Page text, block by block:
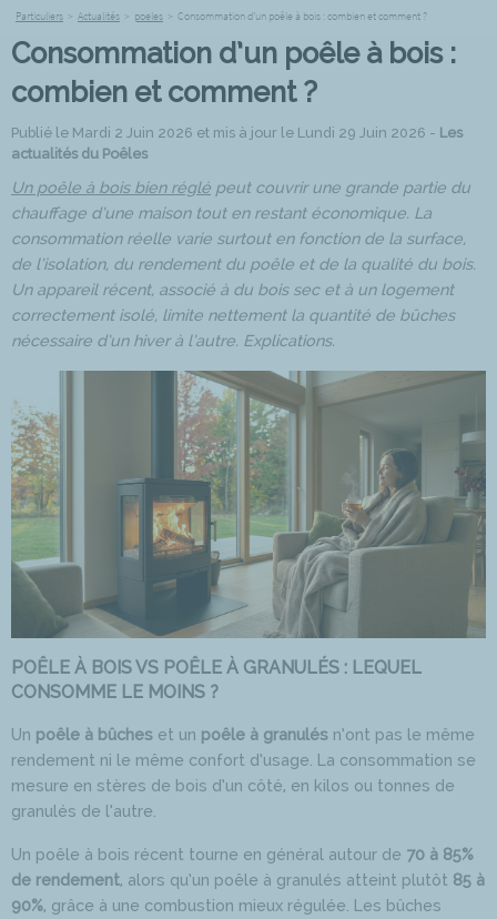
Particuliers > Actualités > poeles > Consommation d’un poêle à bois : combien et comment ?
Consommation d’un poêle à bois :
combien et comment ?
Publié le Mardi 2 Juin 2026 et mis à jour le Lundi 29 Juin 2026 - Les
actualités du Poêles
Un poêle à bois bien réglé peut couvrir une grande partie du
chauffage d’une maison tout en restant économique. La
consommation réelle varie surtout en fonction de la surface,
de l’isolation, du rendement du poêle et de la qualité du bois.
Un appareil récent, associé à du bois sec et à un logement
correctement isolé, limite nettement la quantité de bûches
nécessaire d’un hiver à l’autre. Explications.
POÊLE À BOIS VS POÊLE À GRANULÉS : LEQUEL
CONSOMME LE MOINS ?
Un poêle à bûches et un poêle à granulés n’ont pas le même
rendement ni le même confort d’usage. La consommation se
mesure en stères de bois d’un côté, en kilos ou tonnes de
granulés de l’autre.
Un poêle à bois récent tourne en général autour de 70 à 85%
de rendement, alors qu’un poêle à granulés atteint plutôt 85 à
90%, grâce à une combustion mieux régulée. Les bûches